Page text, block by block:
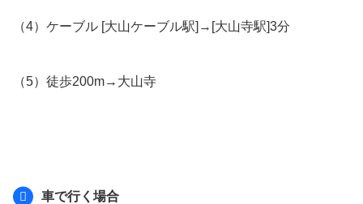
（4）ケーブル [大山ケーブル駅]→[大山寺駅]3分
（5）徒歩200m→大山寺
車で行く場合